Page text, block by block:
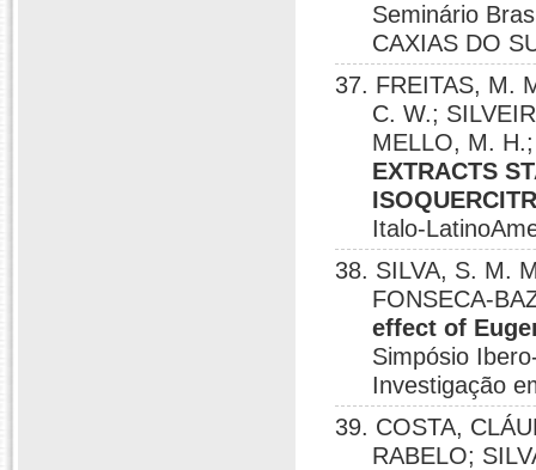
Seminário
CAXIAS DO
37. FREITAS, M.
C. W.;
MELLO, M.
EXTRACTS
Italo-
38. SILVA, S. M.
FONSECA-
effect of
Simpósio
Investigação
39. COSTA,
RABELO;